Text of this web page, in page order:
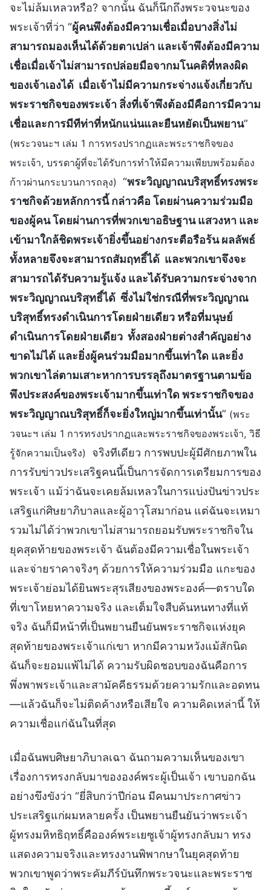
จะไม่ล้มเหลวหรือ? จากนั้น ฉันก็นึกถึงพระวจนะของ
พระเจ้าที่ว่า “ผู้คนพึงต้องมีความเชื่อเมื่อบางสิ่งไม่
สามารถมองเห็นได้ด้วยตาเปล่า และเจ้าพึงต้องมีความ
เชื่อเมื่อเจ้าไม่สามารถปล่อยมือจากมโนคติที่หลงผิด
ของเจ้าเองได้ เมื่อเจ้าไม่มีความกระจ่างแจ้งเกี่ยวกับ
พระราชกิจของพระเจ้า สิ่งที่เจ้าพึงต้องมีคือการมีความ
เชื่อและการมีทีท่าที่หนักแน่นและยืนหยัดเป็นพยาน”
(พระวจนะฯ เล่ม 1 การทรงปรากฏและพระราชกิจของ
พระเจ้า, บรรดาผู้ที่จะได้รับการทำให้มีความเพียบพร้อมต้อง
ก้าวผ่านกระบวนการถลุง) “พระวิญญาณบริสุทธิ์ทรงพระ
ราชกิจด้วยหลักการนี้ กล่าวคือ โดยผ่านความร่วมมือ
ของผู้คน โดยผ่านการที่พวกเขาอธิษฐาน แสวงหา และ
เข้ามาใกล้ชิดพระเจ้ายิ่งขึ้นอย่างกระตือรือร้น ผลลัพธ์
ทั้งหลายจึงจะสามารถสัมฤทธิ์ได้ และพวกเขาจึงจะ
สามารถได้รับความรู้แจ้ง และได้รับความกระจ่างจาก
พระวิญญาณบริสุทธิ์ได้ ซึ่งไม่ใช่กรณีที่พระวิญญาณ
บริสุทธิ์ทรงดำเนินการโดยฝ่ายเดียว หรือที่มนุษย์
ดำเนินการโดยฝ่ายเดียว ทั้งสองฝ่ายต่างสำคัญอย่าง
ขาดไม่ได้ และยิ่งผู้คนร่วมมือมากขึ้นเท่าใด และยิ่ง
พวกเขาไล่ตามเสาะหาการบรรลุถึงมาตรฐานตามข้อ
พึงประสงค์ของพระเจ้ามากขึ้นเท่าใด พระราชกิจของ
พระวิญญาณบริสุทธิ์ก็จะยิ่งใหญ่มากขึ้นเท่านั้น” (พระ
วจนะฯ เล่ม 1 การทรงปรากฏและพระราชกิจของพระเจ้า, วิธี
รู้จักความเป็นจริง)
จริงทีเดียว การพบปะผู้มีศักยภาพใน
การรับข่าวประเสริฐคนนี้เป็นการจัดการเตรียมการของ
พระเจ้า แม้ว่าฉันจะเคยล้มเหลวในการแบ่งปันข่าวประ
เสริฐแก่ศิษยาภิบาลและผู้อาวุโสมาก่อน แต่ฉันจะเหมา
รวมไม่ได้ว่าพวกเขาไม่สามารถยอมรับพระราชกิจใน
ยุคสุดท้ายของพระเจ้า ฉันต้องมีความเชื่อในพระเจ้า
และจ่ายราคาจริงๆ ด้วยการให้ความร่วมมือ แกะของ
พระเจ้าย่อมได้ยินพระสุรเสียงของพระองค์—ตราบใด
ที่เขาโหยหาความจริง และเต็มใจสืบค้นหนทางที่แท้
จริง ฉันก็มีหน้าที่เป็นพยานยืนยันพระราชกิจแห่งยุค
สุดท้ายของพระเจ้าแก่เขา หากมีความหวังแม้สักนิด
ฉันก็จะยอมแพ้ไม่ได้ ความรับผิดชอบของฉันคือการ
พึ่งพาพระเจ้าและสามัคคีธรรมด้วยความรักและอดทน
—แล้วฉันก็จะไม่ติดค้างหรือเสียใจ ความคิดเหล่านี้ ให้
ความเชื่อแก่ฉันในที่สุด
เมื่อฉันพบศิษยาภิบาลเฉา ฉันถามความเห็นของเขา
เรื่องการทรงกลับมาขององค์พระผู้เป็นเจ้า เขาบอกฉัน
อย่างขึงขังว่า “ยี่สิบกว่าปีก่อน มีคนมาประกาศข่าว
ประเสริฐแก่ผมหลายครั้ง เป็นพยานยืนยันว่าพระเจ้า
ผู้ทรงมหิทธิฤทธิ์คือองค์พระเยซูเจ้าผู้ทรงกลับมา ทรง
แสดงความจริงและทรงงานพิพากษาในยุคสุดท้าย
พวกเขาพูดว่าพระคัมภีร์บันทึกพระวจนะและพระราช